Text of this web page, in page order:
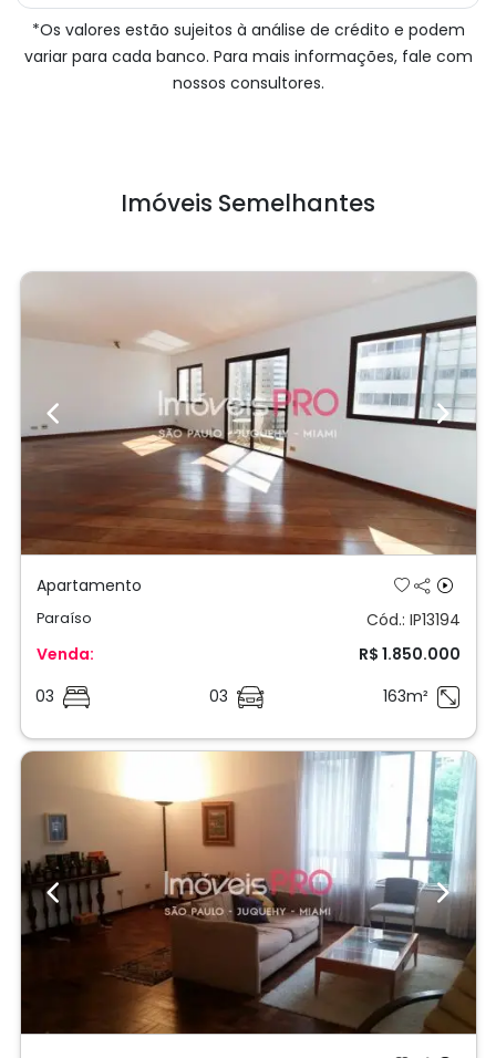
*Os valores estão sujeitos à análise de crédito e podem
variar para cada banco. Para mais informações, fale com
nossos consultores.
Imóveis Semelhantes
Previous Next
Apartamento
Paraíso
Cód.: IP13194
Venda:
R$ 1.850.000
03
03 163m²
Previous Next